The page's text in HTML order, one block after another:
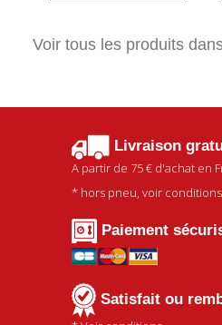
Voir tous les produits
Livraison
A partir de 75 € d'achat en
* hors pneu, voir conditions
Paiement
Satisfait ou